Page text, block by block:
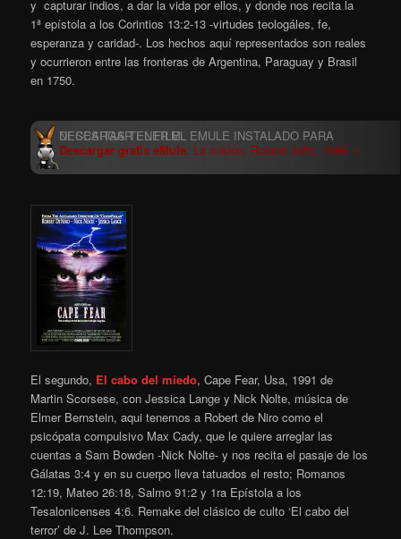
y capturar indios, a dar la vida por ellos, y donde nos recita la
1ª epístola a los Corintios 13:2-13 -virtudes teologáles, fe,
esperanza y caridad-. Los hechos aquí representados son reales
y ocurrieron entre las fronteras de Argentina, Paraguay y Brasil
en 1750.
Descargar gratis eMule: La misión, Roland Joffé, 1986 .+.
El segundo, El cabo del miedo, Cape Fear, Usa, 1991 de
Martin Scorsese, con Jessica Lange y Nick Nolte, música de
Elmer Bernstein, aqui tenemos a Robert de Niro como el
psicópata compulsivo Max Cady, que le quiere arreglar las
cuentas a Sam Bowden -Nick Nolte- y nos recita el pasaje de los
Gálatas 3:4 y en su cuerpo lleva tatuados el resto; Romanos
12:19, Mateo 26:18, Salmo 91:2 y 1ra Epístola a los
Tesalonicenses 4:6. Remake del clásico de culto ‘El cabo del
terror’ de J. Lee Thompson.